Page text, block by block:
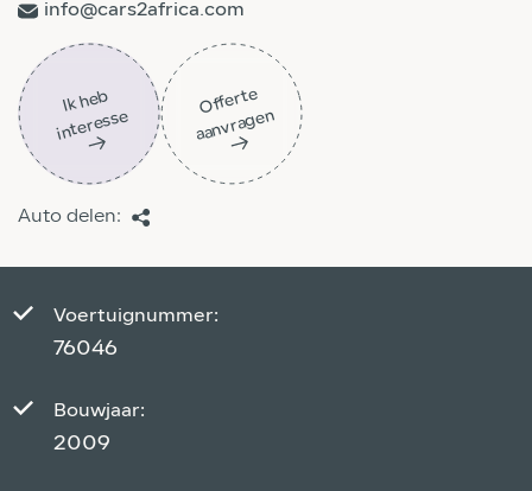
info@cars2africa.com
Ik
h
e
b
i
nt
er
ess
e
Off
ert
e
aa
n
vra
g
e
n
Auto delen:
Voertuignummer:
76046
Bouwjaar:
2009